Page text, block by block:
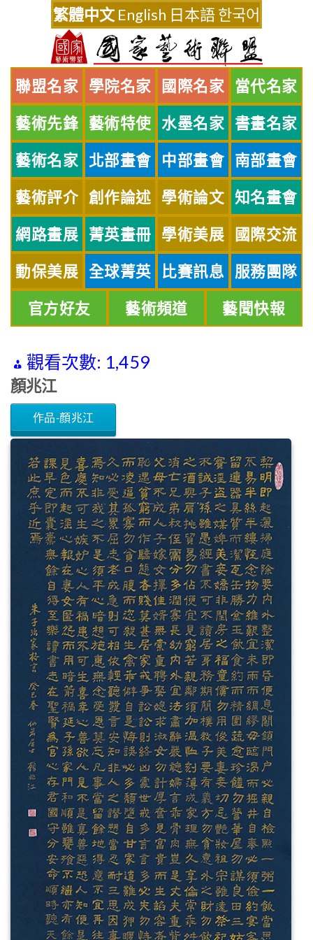
繁體中文 English 日本語한국어
聯盟名家 學院名家 國際名家 當代名家
藝術先鋒 藝術特使 水墨名家 書畫名家
藝術名家 北部畫會 中部畫會 南部畫會
藝術評介 創作論述 學術論文 知名畫會
網路畫展 菁英畫冊 學術美展 國際交流
動保美展 全球菁英 比賽訊息 服務團隊
官方好友 藝術頻道 藝聞快報
觀看次數: 1,459
顏兆江
作品-顏兆江